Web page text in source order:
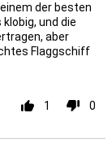
der besten
und die
aber
Flaggschiff
1 0